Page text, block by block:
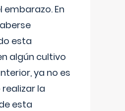
embarazo. En
esta
algún cultivo
ya no es
la
esta